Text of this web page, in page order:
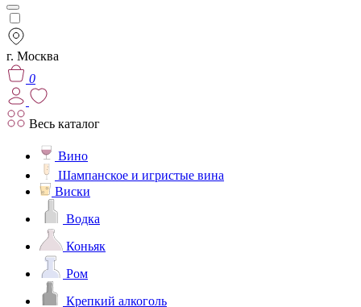
г. Москва
0
Весь каталог
Вино
Шампанское и игристые вина
Виски
Водка
Коньяк
Ром
Крепкий алкоголь